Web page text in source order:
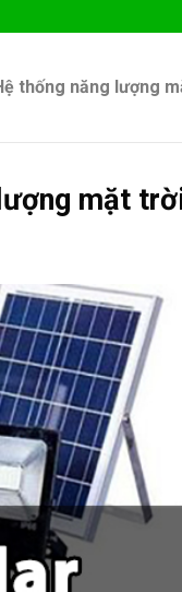
thống năng lượng
mặt